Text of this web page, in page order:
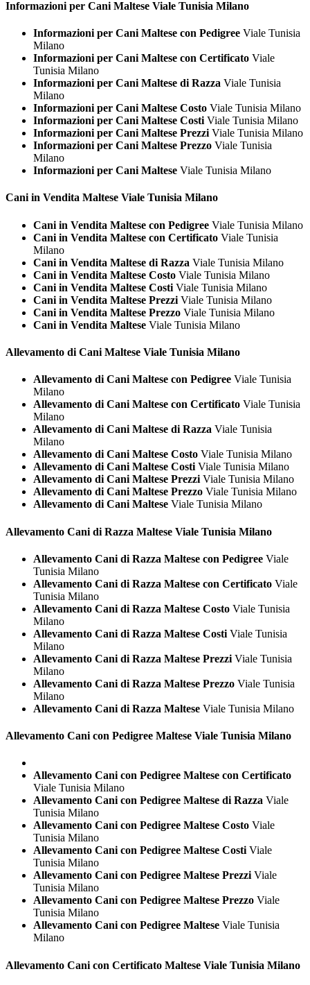
Informazioni per Cani Maltese Viale Tunisia Milano
Informazioni per Cani Maltese con Pedigree Viale Tunisia
Milano
Informazioni per Cani Maltese con Certificato Viale
Tunisia Milano
Informazioni per Cani Maltese di Razza Viale Tunisia
Milano
Informazioni per Cani Maltese Costo Viale Tunisia Milano
Informazioni per Cani Maltese Costi Viale Tunisia Milano
Informazioni per Cani Maltese Prezzi Viale Tunisia Milano
Informazioni per Cani Maltese Prezzo Viale Tunisia
Milano
Informazioni per Cani Maltese Viale Tunisia Milano
Cani in Vendita Maltese Viale Tunisia Milano
Cani in Vendita Maltese con Pedigree Viale Tunisia Milano
Cani in Vendita Maltese con Certificato Viale Tunisia
Milano
Cani in Vendita Maltese di Razza Viale Tunisia Milano
Cani in Vendita Maltese Costo Viale Tunisia Milano
Cani in Vendita Maltese Costi Viale Tunisia Milano
Cani in Vendita Maltese Prezzi Viale Tunisia Milano
Cani in Vendita Maltese Prezzo Viale Tunisia Milano
Cani in Vendita Maltese Viale Tunisia Milano
Allevamento di Cani Maltese Viale Tunisia Milano
Allevamento di Cani Maltese con Pedigree Viale Tunisia
Milano
Allevamento di Cani Maltese con Certificato Viale Tunisia
Milano
Allevamento di Cani Maltese di Razza Viale Tunisia
Milano
Allevamento di Cani Maltese Costo Viale Tunisia Milano
Allevamento di Cani Maltese Costi Viale Tunisia Milano
Allevamento di Cani Maltese Prezzi Viale Tunisia Milano
Allevamento di Cani Maltese Prezzo Viale Tunisia Milano
Allevamento di Cani Maltese Viale Tunisia Milano
Allevamento Cani di Razza Maltese Viale Tunisia Milano
Allevamento Cani di Razza Maltese con Pedigree Viale
Tunisia Milano
Allevamento Cani di Razza Maltese con Certificato Viale
Tunisia Milano
Allevamento Cani di Razza Maltese Costo Viale Tunisia
Milano
Allevamento Cani di Razza Maltese Costi Viale Tunisia
Milano
Allevamento Cani di Razza Maltese Prezzi Viale Tunisia
Milano
Allevamento Cani di Razza Maltese Prezzo Viale Tunisia
Milano
Allevamento Cani di Razza Maltese Viale Tunisia Milano
Allevamento Cani con Pedigree Maltese Viale Tunisia Milano
Allevamento Cani con Pedigree Maltese con Certificato
Viale Tunisia Milano
Allevamento Cani con Pedigree Maltese di Razza Viale
Tunisia Milano
Allevamento Cani con Pedigree Maltese Costo Viale
Tunisia Milano
Allevamento Cani con Pedigree Maltese Costi Viale
Tunisia Milano
Allevamento Cani con Pedigree Maltese Prezzi Viale
Tunisia Milano
Allevamento Cani con Pedigree Maltese Prezzo Viale
Tunisia Milano
Allevamento Cani con Pedigree Maltese Viale Tunisia
Milano
Allevamento Cani con Certificato Maltese Viale Tunisia Milano